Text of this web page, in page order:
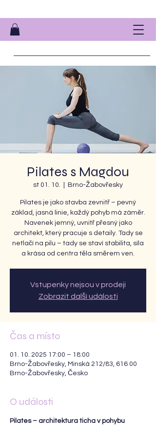
Pilates s Magdou
st 01. 10. Brno-Žabovřesky
Pilates je jako stavba zevnitř – pevný
základ, jasná linie, každý pohyb má záměr.
Navenek jemný, uvnitř přesný jako
architekt, který pracuje s detaily. Tady se
netlačí na pilu – tady se staví stabilita, síla
a krása od centra těla směrem ven.
Vstupenky nejsou v prodeji
Zobrazit další události
Čas a místo
01. 10. 2025 17:00 – 18:00
Brno-Žabovřesky, Minská 212/83, 616 00
Brno-Žabovřesky, Česko
O události
Pilates – architektura ticha v pohybu